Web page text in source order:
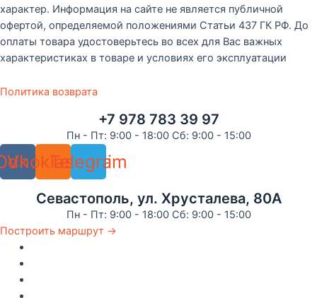
характер. Информация на сайте не является публичной
офертой, определяемой положениями Статьи 437 ГК РФ. До
оплаты товара удостоверьтесь во всех для Вас важных
характеристиках в товаре и условиях его эксплуатации
Политика возврата
+7 978 783 39 97
Пн - Пт: 9:00 - 18:00 Сб: 9:00 - 15:00
Vk Telegram
Севастополь, ул. Хрусталева, 80А
Пн - Пт: 9:00 - 18:00 Сб: 9:00 - 15:00
Построить маршрут →